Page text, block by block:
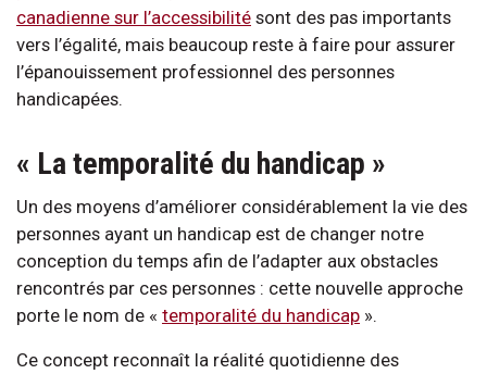
canadienne sur l’accessibilité sont des pas importants
vers l’égalité, mais beaucoup reste à faire pour assurer
l’épanouissement professionnel des personnes
handicapées.
« La temporalité du handicap »
Un des moyens d’améliorer considérablement la vie des
personnes ayant un handicap est de changer notre
conception du temps afin de l’adapter aux obstacles
rencontrés par ces personnes : cette nouvelle approche
porte le nom de « temporalité du handicap ».
Ce concept reconnaît la réalité quotidienne des